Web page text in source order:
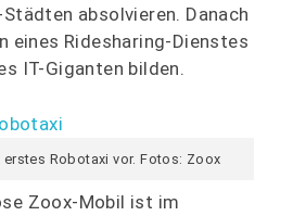
absolvieren. Danach
eines Ridesharing-Dienstes
IT-Giganten bilden.
Robotaxi vor. Fotos: Zoox
Zoox-Mobil ist im